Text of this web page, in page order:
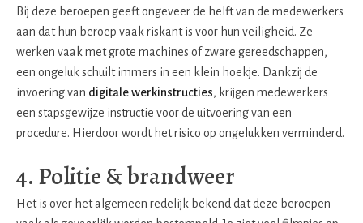
Bij deze beroepen geeft ongeveer de helft van de medewerkers
aan dat hun beroep vaak riskant is voor hun veiligheid. Ze
werken vaak met grote machines of zware gereedschappen,
een ongeluk schuilt immers in een klein hoekje. Dankzij de
invoering van digitale werkinstructies, krijgen medewerkers
een stapsgewijze instructie voor de uitvoering van een
procedure. Hierdoor wordt het risico op ongelukken verminderd.
4. Politie & brandweer
Het is over het algemeen redelijk bekend dat deze beroepen